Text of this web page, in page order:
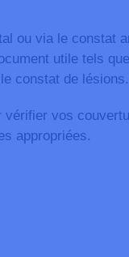
ou via le constat
utile tels
constat de lésions.
vos
appropriées.